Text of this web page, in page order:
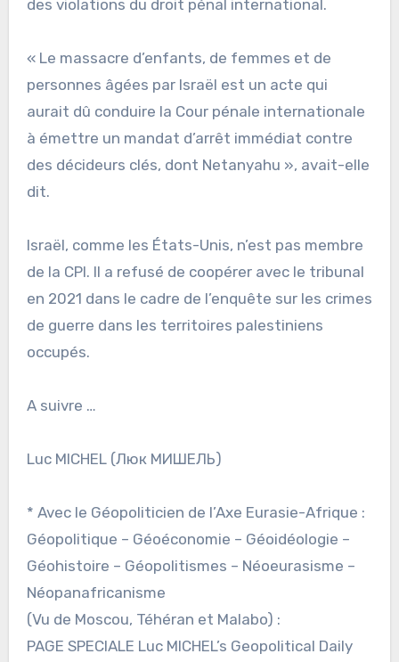
des violations du droit pénal international.
« Le massacre d’enfants, de femmes et de
personnes âgées par Israël est un acte qui
aurait dû conduire la Cour pénale internationale
à émettre un mandat d’arrêt immédiat contre
des décideurs clés, dont Netanyahu », avait-elle
dit.
Israël, comme les États-Unis, n’est pas membre
de la CPI. Il a refusé de coopérer avec le tribunal
en 2021 dans le cadre de l’enquête sur les crimes
de guerre dans les territoires palestiniens
occupés.
A suivre …
Luc MICHEL (Люк МИШЕЛЬ)
* Avec le Géopoliticien de l’Axe Eurasie-Afrique :
Géopolitique – Géoéconomie – Géoidéologie –
Géohistoire – Géopolitismes – Néoeurasisme –
Néopanafricanisme
(Vu de Moscou, Téhéran et Malabo) :
PAGE SPECIALE Luc MICHEL’s Geopolitical Daily